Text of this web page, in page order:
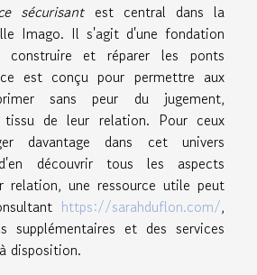
sécurisantest central dans la
Imago. Il s'agit d'une fondation
construire et réparer les ponts
est conçu pour permettre aux
sans peur du jugement,
de leur relation. Pour ceux
davantage dans cet univers
découvrir tous les aspects
relation, une ressource utile peut
https://sarahduflon.com/,
supplémentaires et des services
disposition.